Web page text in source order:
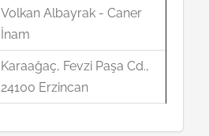
Volkan Albayrak - Caner
İnam
Karaağaç, Fevzi Paşa Cd.,
24100 Erzincan